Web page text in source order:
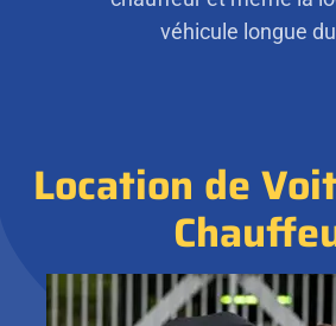
véhicule longue
Location de